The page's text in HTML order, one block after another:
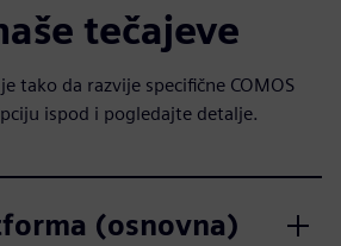
tečajeve
tako da razvije specifične COMOS
ispod i pogledajte detalje.
(osnovna)